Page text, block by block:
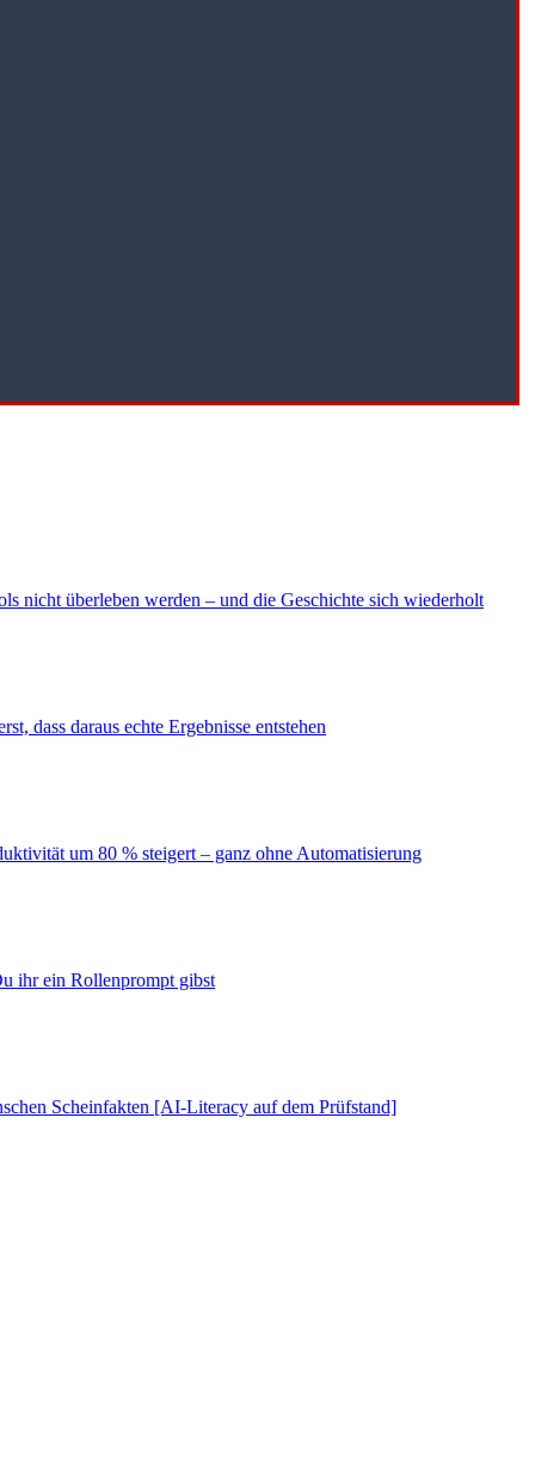
nicht überleben werden – und die Geschichte sich wiederholt
dass daraus echte Ergebnisse entstehen
um 80 % steigert – ganz ohne Automatisierung
ihr ein Rollenprompt gibst
Scheinfakten [AI-Literacy auf dem Prüfstand]